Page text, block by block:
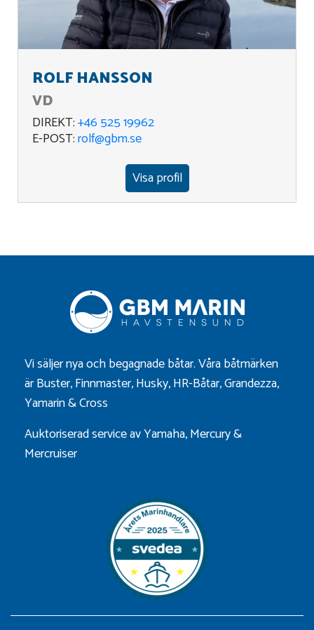
ROLF HANSSON
VD
DIREKT:+46 525 19962
E-POST:rolf@gbm.se
Visa profil
Vi säljer nya och begagnade båtar. Våra båtmärken
ärBuster,Finnmaster,Husky,HR-Båtar,Grandezza,
Yamarin&Cross
Auktoriserad service av Yamaha, Mercury &
Mercruiser